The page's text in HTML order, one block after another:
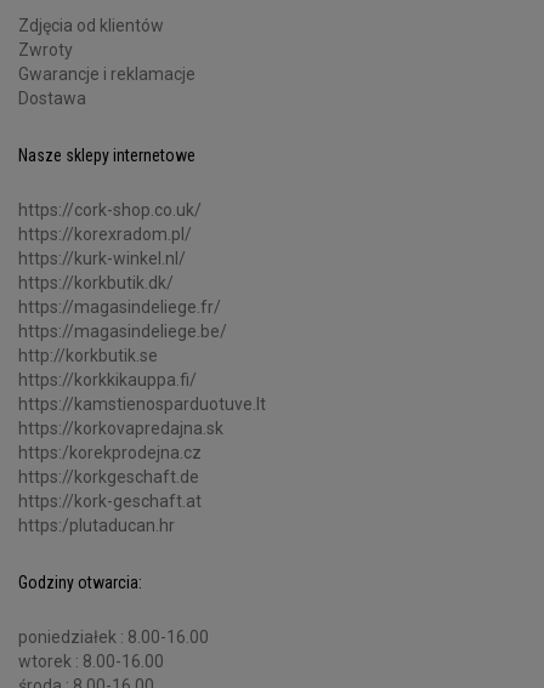
Zdjęcia od klientów
Zwroty
Gwarancje i reklamacje
Dostawa
Nasze sklepy internetowe
https://cork-shop.co.uk/
https://korexradom.pl/
https://kurk-winkel.nl/
https://korkbutik.dk/
https://magasindeliege.fr/
https://magasindeliege.be/
http://korkbutik.se
https://korkkikauppa.fi/
https://kamstienosparduotuve.lt
https://korkovapredajna.sk
https:/korekprodejna.cz
https://korkgeschaft.de
https://kork-geschaft.at
https:/plutaducan.hr
Godziny otwarcia:
poniedziałek : 8.00-16.00
wtorek : 8.00-16.00